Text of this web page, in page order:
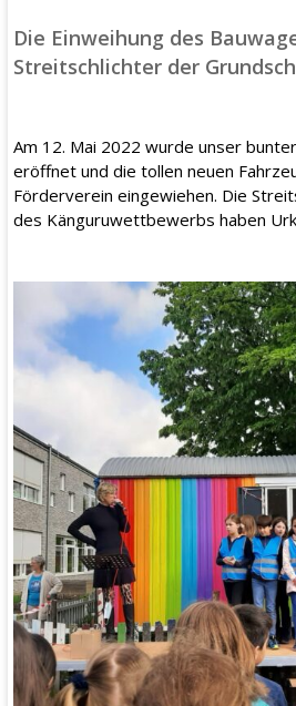
Die Einweihung des
Streitschlichter der
Am 12. Mai 2022 wurde unser
eröffnet und die tollen neuen
Förderverein eingewiehen. Die
des Känguruwettbewerbs haben